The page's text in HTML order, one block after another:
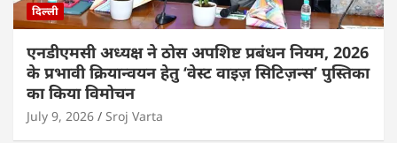
दिल्ली
एनडीएमसी अध्यक्ष ने ठोस अपशिष्ट प्रबंधन नियम, 2026
के प्रभावी क्रियान्वयन हेतु ‘वेस्ट वाइज़ सिटिज़न्स’ पुस्तिका
का किया विमोचन
July 9, 2026 Sroj Varta